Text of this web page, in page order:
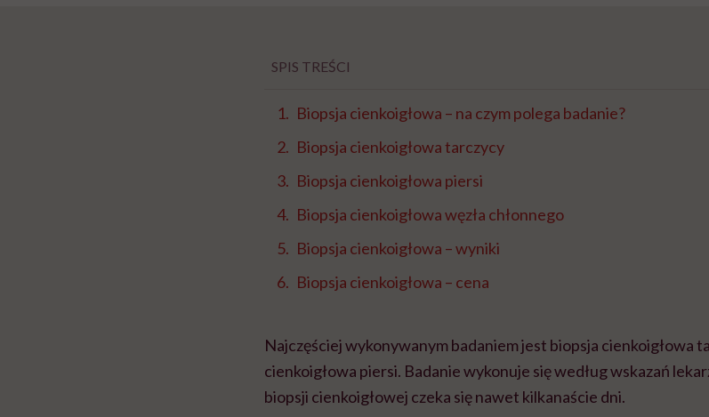
SPIS TREŚCI
Biopsja cienkoigłowa – na czym polega badanie?
Biopsja cienkoigłowa tarczycy
Biopsja cienkoigłowa piersi
Biopsja cienkoigłowa węzła chłonnego
Biopsja cienkoigłowa – wyniki
Biopsja cienkoigłowa – cena
Najczęściej wykonywanym badaniem jest biopsja cienkoigłowa
cienkoigłowa piersi. Badanie wykonuje się według wskazań
biopsji cienkoigłowej czeka się nawet kilkanaście dni.